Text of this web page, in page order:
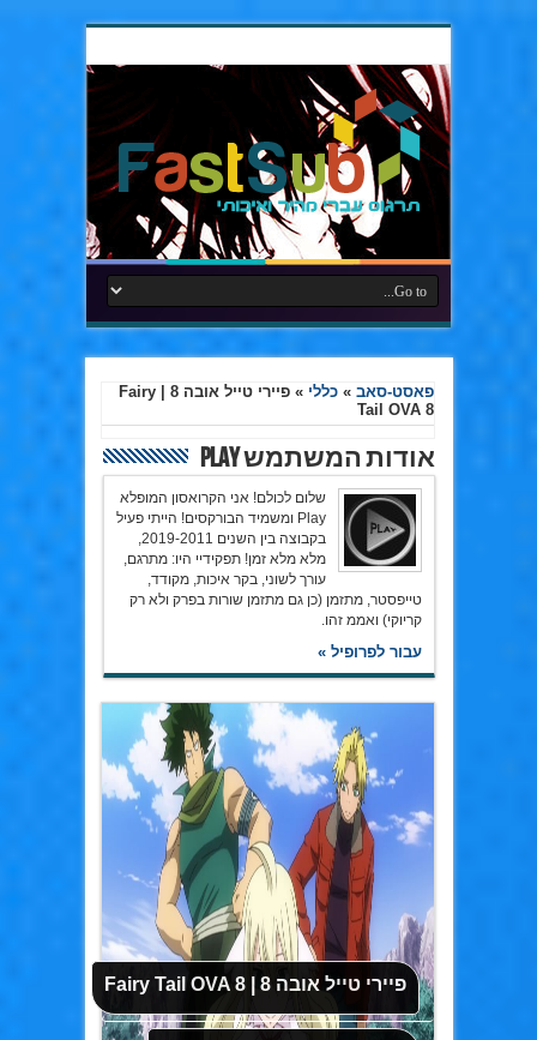
פאסט-סאב »כללי »
פיירי טייל אובה 8 | Fairy
Tail OVA 8
אודות המשתמש Play
שלום לכולם! אני הקרואסון המופלא
Play ומשמיד הבורקסים! הייתי פעיל
בקבוצה בין השנים 2019-2011,
מלא מלא זמן! תפקידיי היו: מתרגם,
עורך לשוני, בקר איכות, מקודד,
טייפסטר, מתזמן (כן גם מתזמן שורות בפרק ולא רק
קריוקי) ואממ זהו.
עבור לפרופיל »
פיירי טייל אובה 8 | Fairy Tail OVA 8